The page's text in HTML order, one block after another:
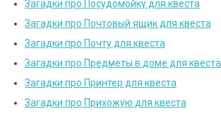
Загадки про Посудомойку для квеста
Загадки про Почтовый ящик для квеста
Загадки про Почту для квеста
Загадки про Предметы в доме для квеста
Загадки про Принтер для квеста
Загадки про Прихожую для квеста